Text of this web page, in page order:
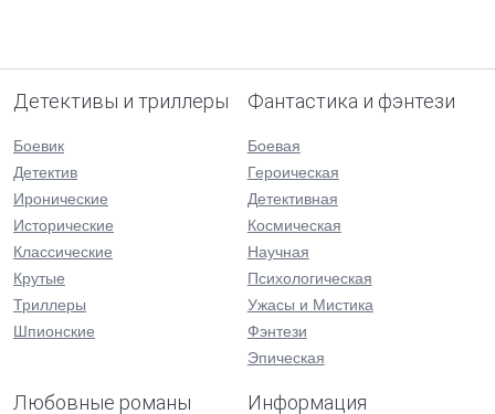
Детективы и триллеры
Боевик
Детектив
Иронические
Исторические
Классические
Крутые
Триллеры
Шпионские
Фантастика и фэнтези
Боевая
Героическая
Детективная
Космическая
Научная
Психологическая
Ужасы и Мистика
Фэнтези
Эпическая
Любовные романы Информация